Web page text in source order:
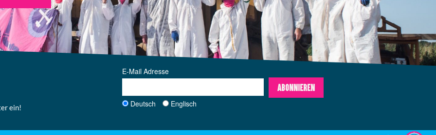
ein!
E-Mail Adresse
ABONNIEREN
Deutsch
Englisch